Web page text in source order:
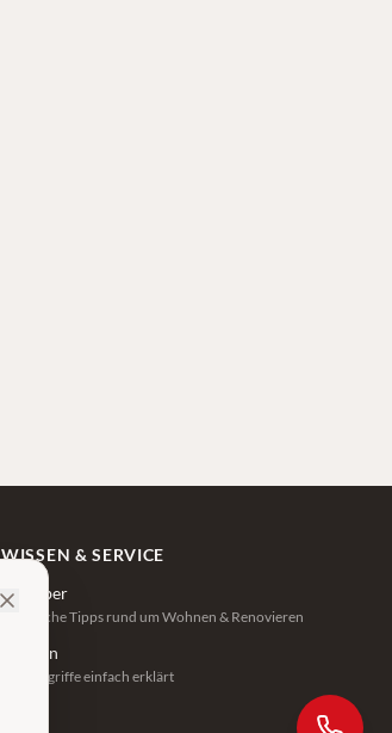
WISSEN & SERVICE
Ratgeber
Praktische Tipps rund um Wohnen & Renovieren
Lexikon
Fachbegriffe einfach erklärt